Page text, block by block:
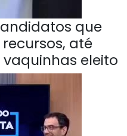
que
até
eleito